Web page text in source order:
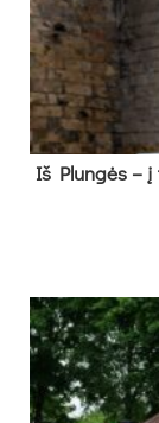
Iš Plungės –